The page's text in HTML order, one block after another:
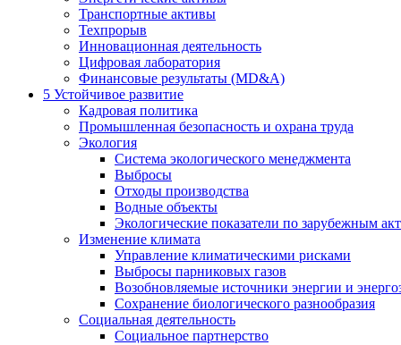
Транспортные активы
Техпрорыв
Инновационная деятельность
Цифровая лаборатория
Финансовые результаты (MD&A)
5 Устойчивое развитие
Кадровая политика
Промышленная безопасность и охрана труда
Экология
Система экологического менеджмента
Выбросы
Отходы производства
Водные объекты
Экологические показатели по зарубежным
Изменение климата
Управление климатическими рисками
Выбросы парниковых газов
Возобновляемые источники энергии и
Сохранение биологического разнообразия
Социальная деятельность
Социальное партнерство